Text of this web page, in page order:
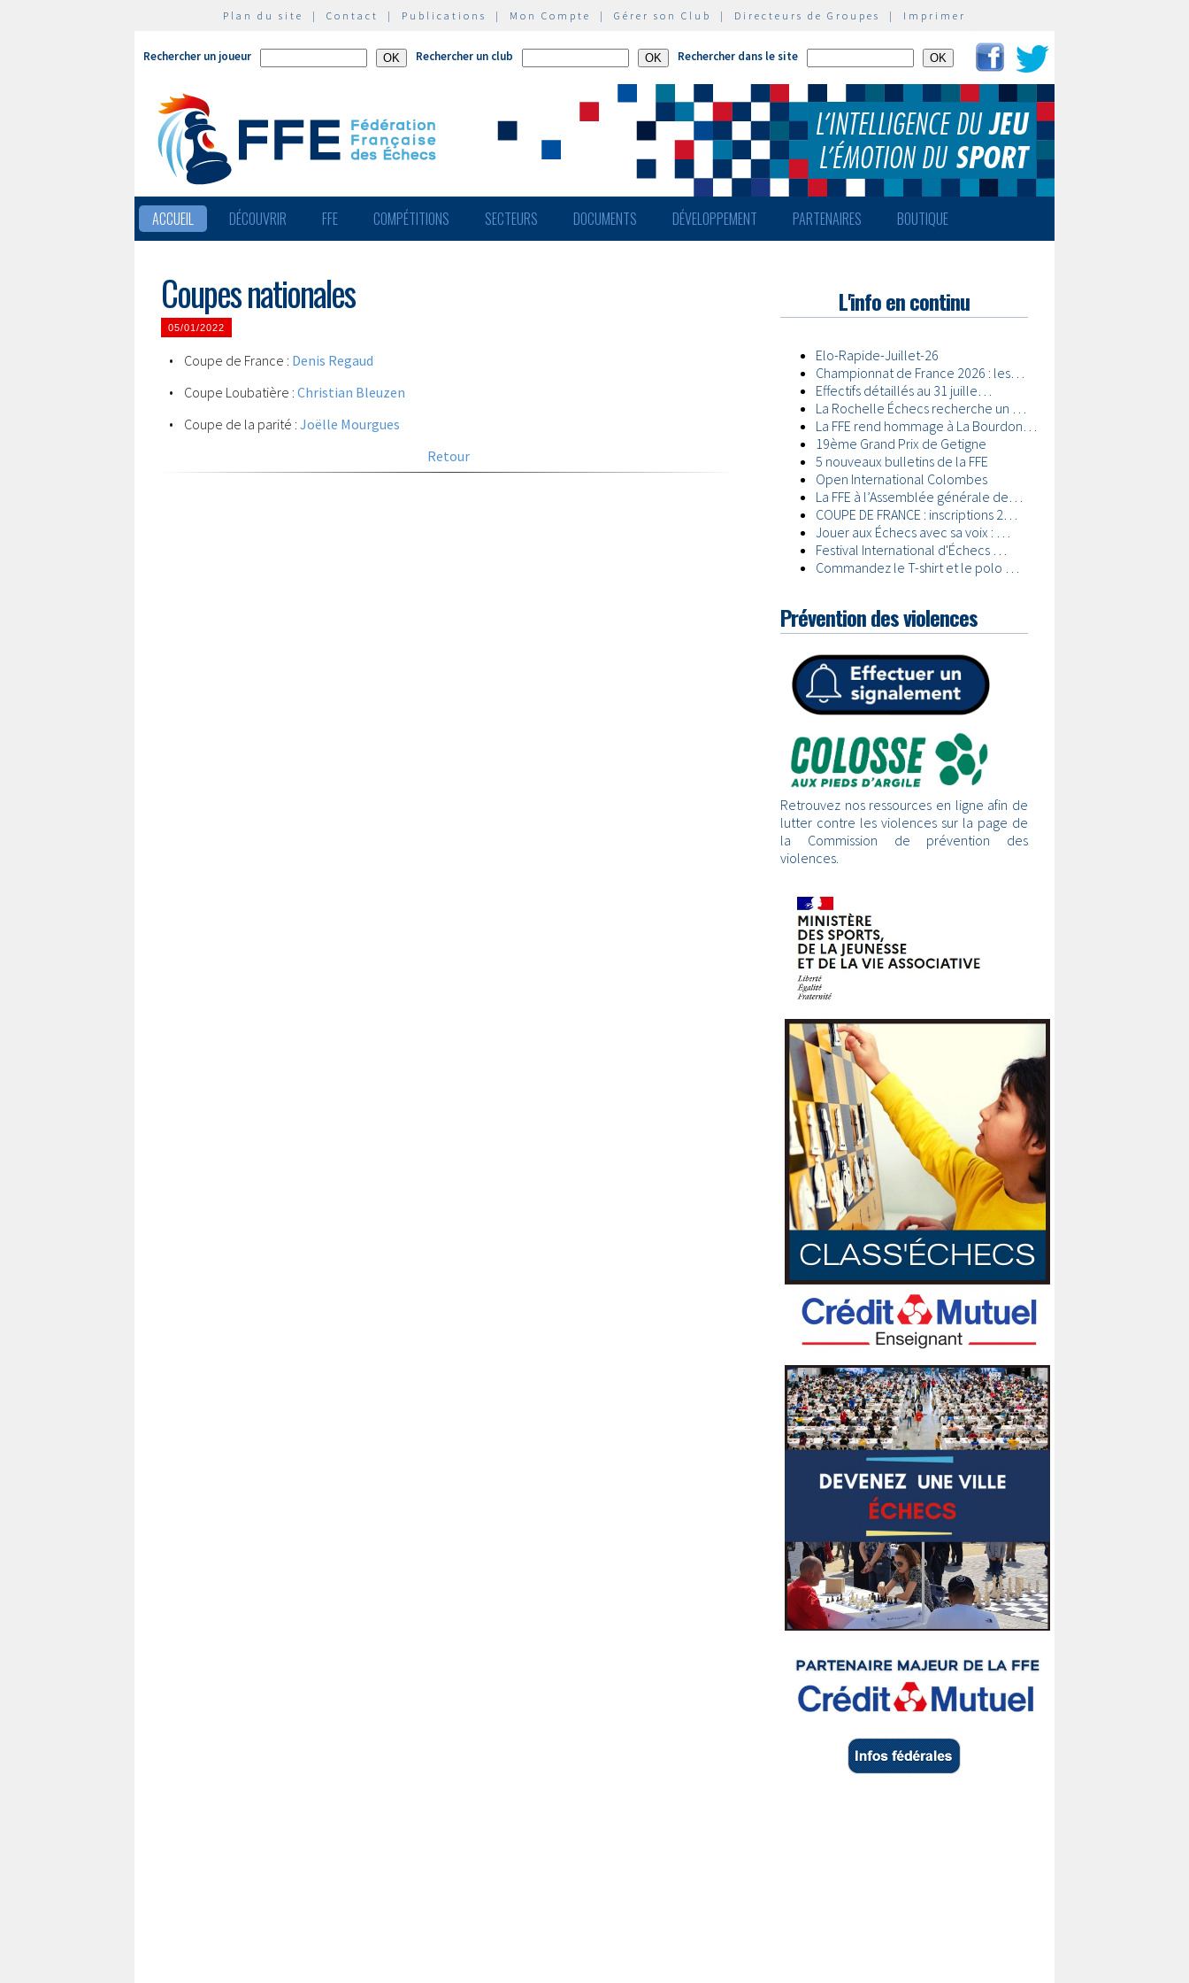
Plan du site | Contact | Publications | Mon Compte | Gérer son Club | Directeurs de Groupes | Imprimer
Rechercher un joueur Rechercher un club Rechercher dans le site
ACCUEIL DÉCOUVRIR FFE COMPÉTITIONS SECTEURS DOCUMENTS DÉVELOPPEMENT PARTENAIRES BOUTIQUE
Coupes nationales
05/01/2022
• Coupe de France : Denis Regaud
• Coupe Loubatière : Christian Bleuzen
• Coupe de la parité : Joëlle Mourgues
Retour
L'info en continu
Prévention des violences
Retrouvez nos ressources en ligne afin de
lutter contre les violences sur la page de
la Commission de prévention des
violences.